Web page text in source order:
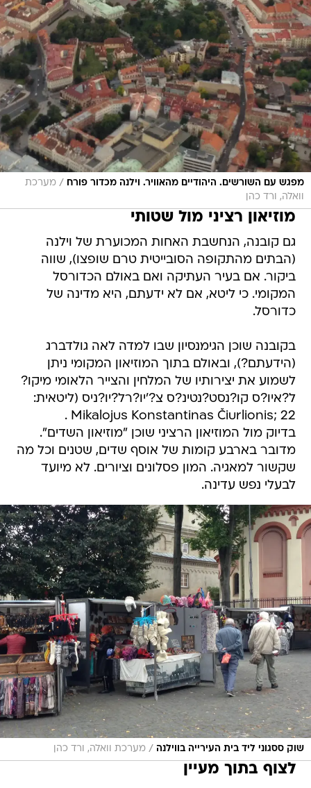
מפגש עם השורשים. היהודיים מהאוויר. וילנה מכדור פורח / מערכת
וואלה, ורד כהן
מוזיאון רציני מול שטותי
גם קובנה, הנחשבת האחות המכוערת של וילנה
(הבתים מהתקופה הסובייטית טרם שופצו), שווה
ביקור. אם בעיר העתיקה ואם באולם הכדורסל
המקומי. כי ליטא, אם לא ידעתם, היא מדינה של
כדורסל.
בקובנה שוכן הגימנסיון שבו למדה לאה גולדברג
(הידעתם?), ובאולם בתוך המוזיאון המקומי ניתן
לשמוע את יצירותיו של המלחין והצייר הלאומי מיקו?
ל?איו?ס קו?נסט?נטינ?ס צ?'יו?רל?יו?ניס (ליטאית:
Mikalojus Konstantinas Čiurlionis; 22 .
בדיוק מול המוזיאון הרציני שוכן "מוזיאון השדים".
מדובר בארבע קומות של אוסף שדים, שטנים וכל מה
שקשור למאגיה. המון פסלונים וציורים. לא מיועד
לבעלי נפש עדינה.
שוק ססגוני ליד בית העירייה בווילנה / מערכת וואלה, ורד כהן
לצוף בתוך מעיין